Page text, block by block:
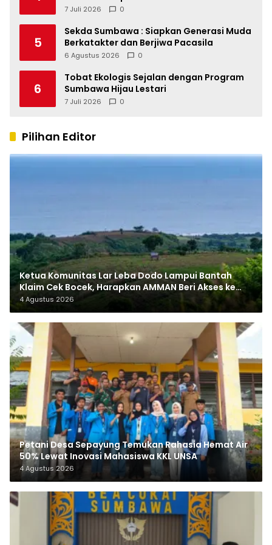
Lape
7 Juli 2026 0
5
Sekda Sumbawa : Siapkan Generasi Muda
Berkatakter dan Berjiwa Pacasila
6 Agustus 2026 0
6
Tobat Ekologis Sejalan dengan Program
Sumbawa Hijau Lestari
7 Juli 2026 0
Pilihan Editor
Ketua Komunitas Lar Leba Dodo Lampui Bantah
Klaim Cek Bocek, Harapkan AMMAN Beri Akses ke
Makam Leluhur
4 Agustus 2026
Petani Desa Sepayung Temukan Rahasia Hemat Air
50% Lewat Inovasi Mahasiswa KKL UNSA
4 Agustus 2026